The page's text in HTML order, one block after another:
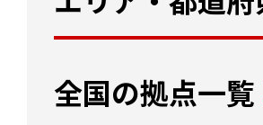
全国の拠点一覧